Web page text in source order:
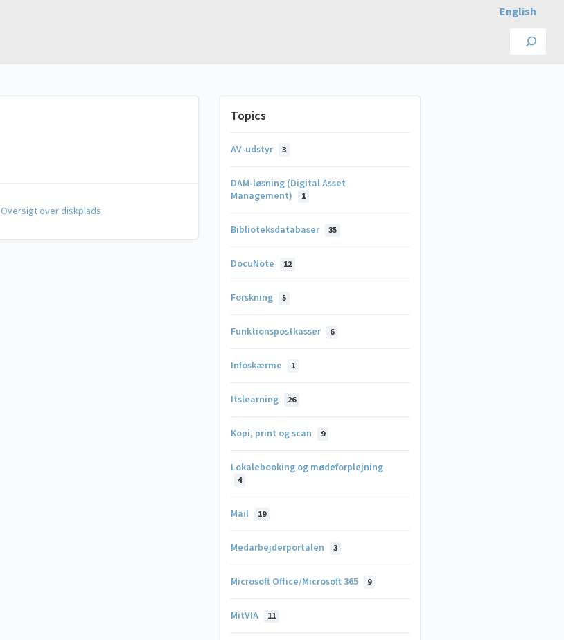
English
Topics
AV-udstyr 3
DAM-løsning (Digital Asset
Management)
1
Biblioteksdatabaser 35
DocuNote 12
Forskning 5
Funktionspostkasser 6
Infoskærme 1
Itslearning 26
Kopi, print og scan 9
Lokalebooking og mødeforplejning
4
Mail 19
Medarbejderportalen 3
Microsoft Office/Microsoft 365 9
MitVIA 11
Oversigt over diskplads